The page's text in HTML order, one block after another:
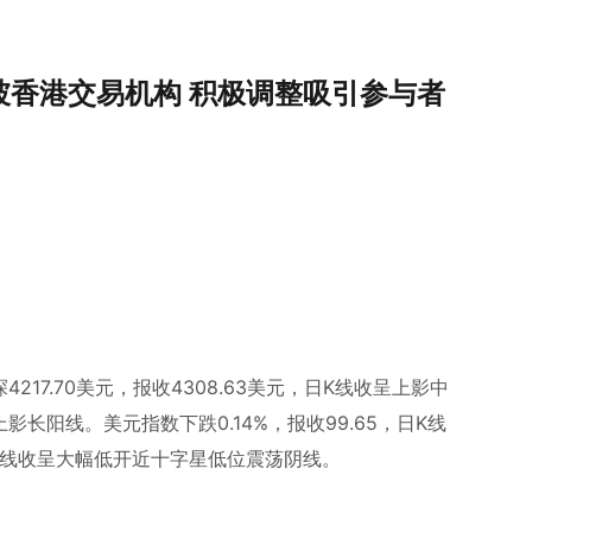
港交易机构 积极调整吸引参与者
美元，报收4308.63美元，日K线收呈上影中
长阳线。美元指数下跌0.14%，报收99.65，日K线
收呈大幅低开近十字星低位震荡阴线。